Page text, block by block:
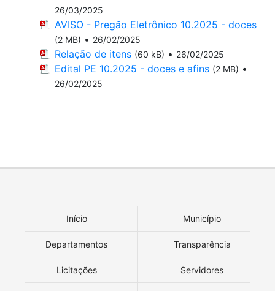
26/03/2025
AVISO - Pregão Eletrônico 10.2025 - doces
(2 MB) • 26/02/2025
Relação de itens (60 kB) • 26/02/2025
Edital PE 10.2025 - doces e afins (2 MB) •
26/02/2025
Início Município
Departamentos Transparência
Licitações Servidores